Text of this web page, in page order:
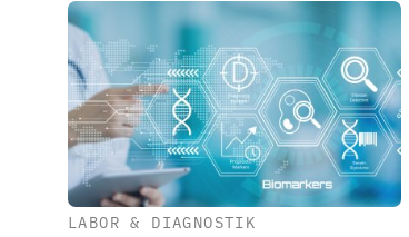
LABOR & DIAGNOSTIKEASY SOFTWARE AG